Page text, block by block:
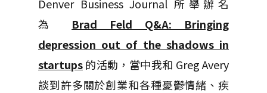
Denver Business Journal 所舉辦名
為 Brad Feld Q&A: Bringing
depression out of the shadows in
startups的活動，當中我和 Greg Avery
談到許多關於創業和各種憂鬱情緒、疾